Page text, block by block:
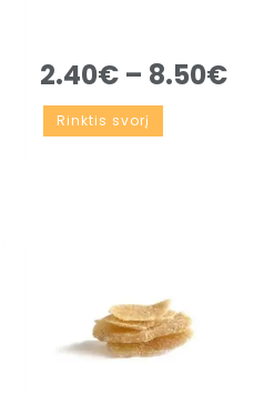
2.40€ – 8.50€
Rinktis svorį